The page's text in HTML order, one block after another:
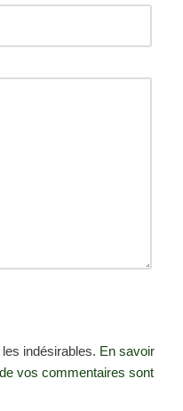
indésirables. En savoir
vos commentaires sont